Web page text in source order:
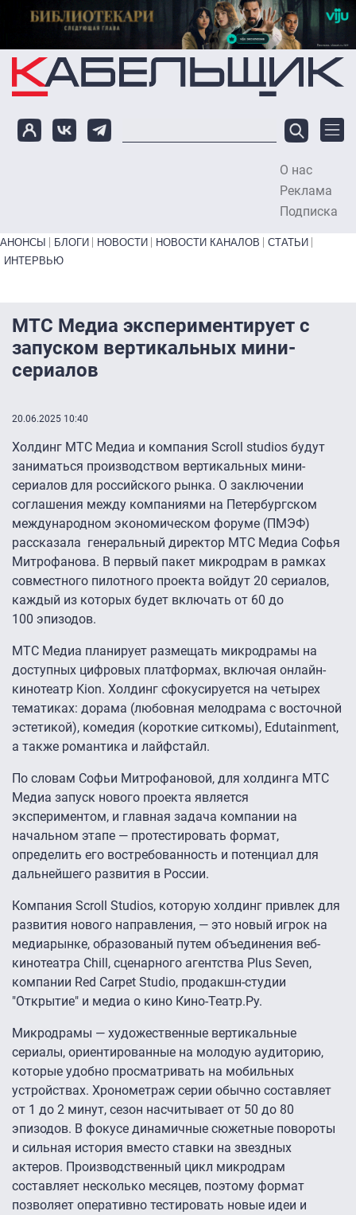
Перейти к основному содержанию
О нас
Реклама
Подписка
Primary links bottom
АНОНСЫ БЛОГИ НОВОСТИ НОВОСТИ КАНАЛОВ
СТАТЬИ
ИНТЕРВЬЮ
МТС Медиа экспериментирует с
запуском вертикальных мини-
сериалов
20.06.2025 10:40
Холдинг МТС Медиа и компания Scroll studios будут
заниматься производством вертикальных мини-
сериалов для российского рынка. О заключении
соглашения между компаниями на Петербургском
международном экономическом форуме (ПМЭФ)
рассказала генеральный директор МТС Медиа Софья
Митрофанова. В первый пакет микродрам в рамках
совместного пилотного проекта войдут 20 сериалов,
каждый из которых будет включать от 60 до
100 эпизодов.
МТС Медиа планирует размещать микродрамы на
доступных цифровых платформах, включая онлайн-
кинотеатр Kion. Холдинг сфокусируется на четырех
тематиках: дорама (любовная мелодрама с восточной
эстетикой), комедия (короткие ситкомы), Edutainment,
а также романтика и лайфстайл.
По словам Софьи Митрофановой, для холдинга МТС
Медиа запуск нового проекта является
экспериментом, и главная задача компании на
начальном этапе — протестировать формат,
определить его востребованность и потенциал для
дальнейшего развития в России.
Компания Scroll Studios, которую холдинг привлек для
развития нового направления, — это новый игрок на
медиарынке, образованый путем объединения веб-
кинотеатра Chill, сценарного агентства Plus Seven,
компании Red Сarpet Studio, продакшн-студии
"Открытие" и медиа о кино Кино-Театр.Ру.
Микродрамы — художественные вертикальные
сериалы, ориентированные на молодую аудиторию,
которые удобно просматривать на мобильных
устройствах. Хронометраж серии обычно составляет
от 1 до 2 минут, сезон насчитывает от 50 до 80
эпизодов. В фокусе динамичные сюжетные повороты
и сильная история вместо ставки на звездных
актеров. Производственный цикл микродрам
составляет несколько месяцев, поэтому формат
позволяет оперативно тестировать новые идеи и